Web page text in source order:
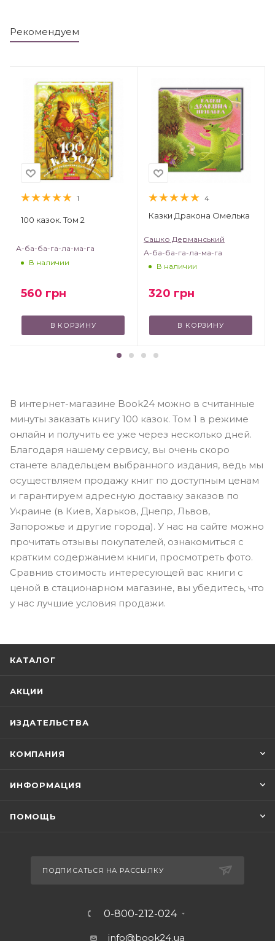
Рекомендуем
1
100 казок. Том 2
А-ба-ба-га-ла-ма-га
В наличии
560 грн
В КОРЗИНУ
4
Казки Дракона Омелька
Сашко Дерманський
А-ба-ба-га-ла-ма-га
В наличии
320 грн
В КОРЗИНУ
В интернет-магазине Book24 можно в считанные
минуты заказать книгу 100 казок. Том 1 в режиме
онлайн и получить ее уже через несколько дней.
Благодаря нашему сервису, вы очень скоро
станете владельцем выбранного издания, ведь мы
осуществляем продажу книг по доступным ценам
и гарантируем адресную доставку заказов по
Украине (в Киев, Харьков, Днепр, Львов,
Запорожье и другие города). У нас на сайте можно
прочитать отзывы покупателей, ознакомиться с
кратким содержанием книги, просмотреть фото.
Сравнив стоимость интересующей вас книги с
ценой в стационарном магазине, вы убедитесь, что
у нас лучшие условия продажи.
КАТАЛОГ
АКЦИИ
ИЗДАТЕЛЬСТВА
КОМПАНИЯ
ИНФОРМАЦИЯ
ПОМОЩЬ
ПОДПИСАТЬСЯ НА РАССЫЛКУ
0-800-212-024
info@book24.ua